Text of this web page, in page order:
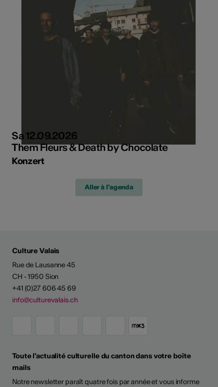
Sa 12.09.2026
Them Fleurs & Death by Chocolate
Konzert
Aller à l'agenda
Culture Valais
Rue de Lausanne 45
CH - 1950 Sion
+41 (0)27 606 45 69
info@culturevalais.ch
Toute l'actualité culturelle du canton dans votre boîte
mails
Notre newsletter paraît quatre fois par année et vous informe